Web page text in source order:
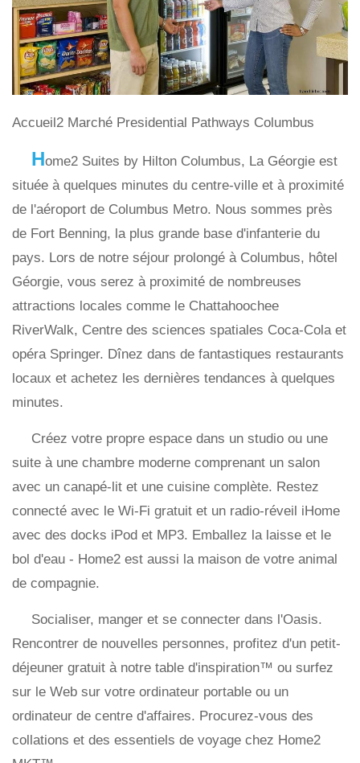
Accueil2 Marché Presidential Pathways Columbus
Home2 Suites by Hilton Columbus, La Géorgie est
située à quelques minutes du centre-ville et à proximité
de l'aéroport de Columbus Metro. Nous sommes près
de Fort Benning, la plus grande base d'infanterie du
pays. Lors de notre séjour prolongé à Columbus, hôtel
Géorgie, vous serez à proximité de nombreuses
attractions locales comme le Chattahoochee
RiverWalk, Centre des sciences spatiales Coca-Cola et
opéra Springer. Dînez dans de fantastiques restaurants
locaux et achetez les dernières tendances à quelques
minutes.
Créez votre propre espace dans un studio ou une
suite à une chambre moderne comprenant un salon
avec un canapé-lit et une cuisine complète. Restez
connecté avec le Wi-Fi gratuit et un radio-réveil iHome
avec des docks iPod et MP3. Emballez la laisse et le
bol d'eau - Home2 est aussi la maison de votre animal
de compagnie.
Socialiser, manger et se connecter dans l'Oasis.
Rencontrer de nouvelles personnes, profitez d'un petit-
déjeuner gratuit à notre table d'inspiration™ ou surfez
sur le Web sur votre ordinateur portable ou un
ordinateur de centre d'affaires. Procurez-vous des
collations et des essentiels de voyage chez Home2